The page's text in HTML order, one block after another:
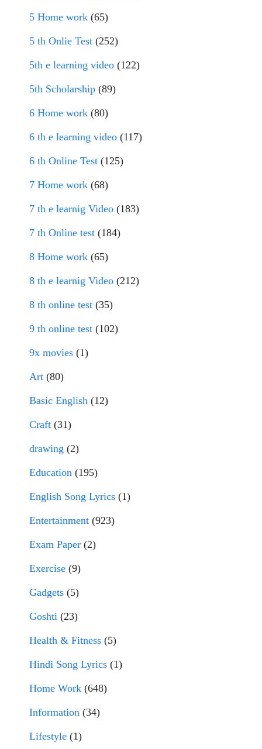
5 Home work (65)
5 th Onlie Test (252)
5th e learning video (122)
5th Scholarship (89)
6 Home work (80)
6 th e learning video (117)
6 th Online Test (125)
7 Home work (68)
7 th e learnig Video (183)
7 th Online test (184)
8 Home work (65)
8 th e learnig Video (212)
8 th online test (35)
9 th online test (102)
9x movies (1)
Art (80)
Basic English (12)
Craft (31)
drawing (2)
Education (195)
English Song Lyrics (1)
Entertainment (923)
Exam Paper (2)
Exercise (9)
Gadgets (5)
Goshti (23)
Health & Fitness (5)
Hindi Song Lyrics (1)
Home Work (648)
Information (34)
Lifestyle (1)